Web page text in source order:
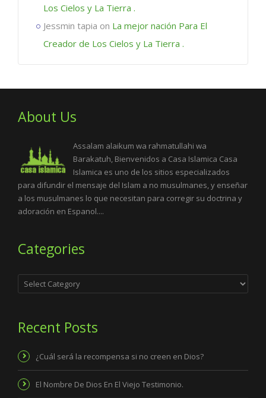
Los Cielos y La Tierra .
Jessmin tapia on La mejor nación Para El
Creador de Los Cielos y La Tierra .
About Us
Assalam alaikum wa rahmatullahi wa
Barakatuh, Bienvenidos a Casa Islamica Casa
Islamica es uno de los sitios especializados
para difundir el mensaje del Islam a no musulmanes, y enseñar
a los musulmanes lo que necesitan para corregir su doctrina y
adoración en Espanol....
Categories
Categories
Recent Posts
¿Cuál será la recompensa si no creen en Dios?
El Nombre De Dios En El Viejo Testimonio.